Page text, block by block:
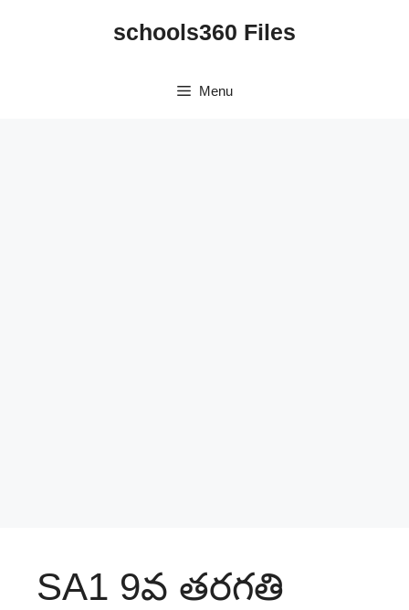
schools360 Files
Menu
SA1 9వ తరగతి